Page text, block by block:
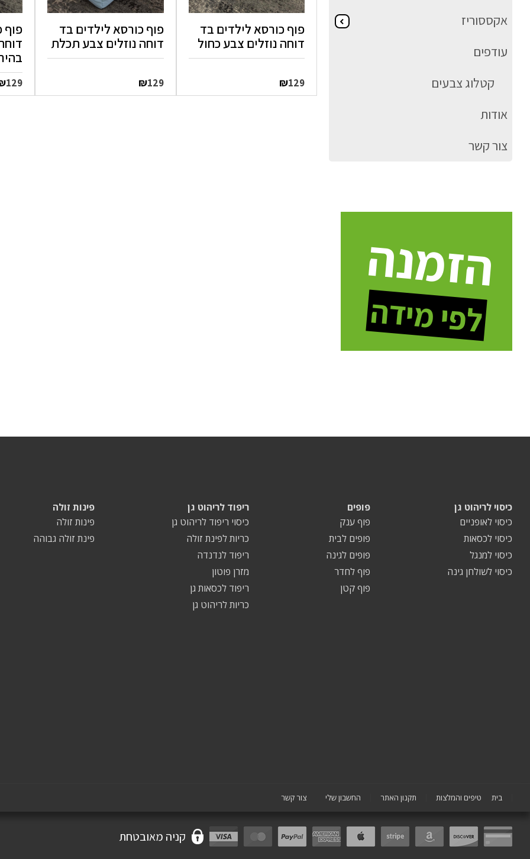
פוף כורסא לילדים בד
דוחה נוזלים צבע כחול
₪129
פוף כורסא לילדים בד
דוחה נוזלים צבע תכלת
₪129
פוף
129
אקססוריז
עודפים
קטלוג צבעים
אודות
צור קשר
הזמנה
לפי מידה
פינות זולה
פינות זולה
פינת זולה גבוהה
ריפוד לריהוט גן
כיסוי ריפוד לריהוט גן
כריות לפינת זולה
ריפוד לנדנדה
מזרן פוטון
ריפוד לכסאות גן
כריות לריהוט גן
פופים
פוף ענק
פופים לבית
פופים לגינה
פוף לחדר
פוף קטן
כיסוי לריהוט גן
כיסוי לאופניים
כיסוי לכסאות
כיסוי למנגל
כיסוי לשולחן גינה
בית טיפים והמלצות תקנון האתר החשבון שלי צור קשר
קניה מאובטחת